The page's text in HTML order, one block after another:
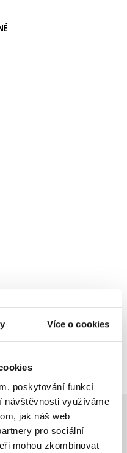
Více o cookies
poskytování funkcí
návštěvnosti využíváme
jak náš web
pro sociální
mohou zkombinovat
Zobraz záznamů
na jaké zboží je výhodná